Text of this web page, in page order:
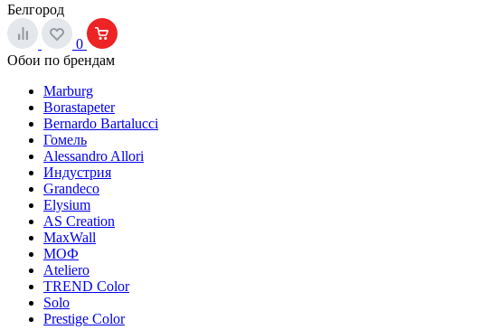
Белгород
0
Обои по брендам
Marburg
Borastapeter
Bernardo Bartalucci
Гомель
Alessandro Allori
Индустрия
Grandeco
Elysium
AS Creation
MaxWall
МОФ
Ateliero
TREND Color
Solo
Prestige Color